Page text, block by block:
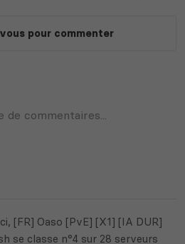
[FR] Oaso [PvE] [X1] [IA DUR]
se classe n°4 sur 28 serveurs